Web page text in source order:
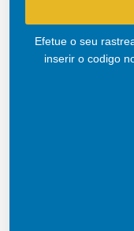
Efetue o seu
inserir o codigo